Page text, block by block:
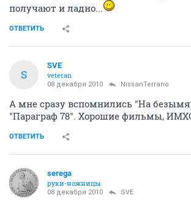
получают и ладно...
ОТВЕТИТЬ
S
SVE
veteran
08 декабря 2010 NissanTerrano
А мне сразу вспомнились "На
"Параграф 78". Хорошие фильмы,
ОТВЕТИТЬ
serega
руки-ножницы
08 декабря 2010 SVE